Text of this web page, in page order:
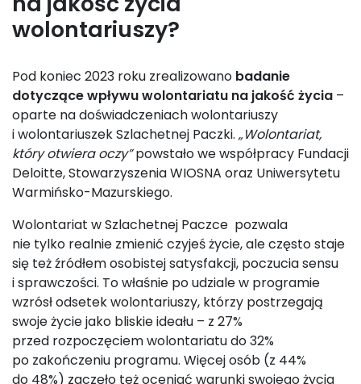
wolontariuszy?
Pod koniec 2023 roku zrealizowano badanie
dotyczące wpływu wolontariatu na jakość życia –
oparte na doświadczeniach wolontariuszy
i wolontariuszek Szlachetnej Paczki. „Wolontariat,
który otwiera oczy”powstało we współpracy Fundacji
Deloitte, Stowarzyszenia WIOSNA oraz Uniwersytetu
Warmińsko-Mazurskiego.
Wolontariat w Szlachetnej Paczce pozwala
nie tylko realnie zmienić czyjeś życie, ale często staje
się też źródłem osobistej satysfakcji, poczucia sensu
i sprawczości. To właśnie po udziale w programie
wzrósł odsetek wolontariuszy, którzy postrzegają
swoje życie jako bliskie ideału – z 27%
przed rozpoczęciem wolontariatu do 32%
po zakończeniu programu. Więcej osób (z 44%
do 48%) zaczęło też oceniać warunki swojego życia